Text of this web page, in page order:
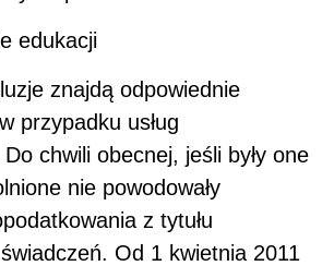
edukacji
znajdą odpowiednie
przypadku usług
chwili obecnej, jeśli były one
nie powodowały
z tytułu
Od 1 kwietnia 2011